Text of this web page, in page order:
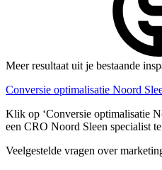
Meer resultaat uit je bestaande
Conversie optimalisatie Noord
Klik op ‘Conversie optimalisatie
een CRO Noord Sleen specialist
Veelgestelde vragen over